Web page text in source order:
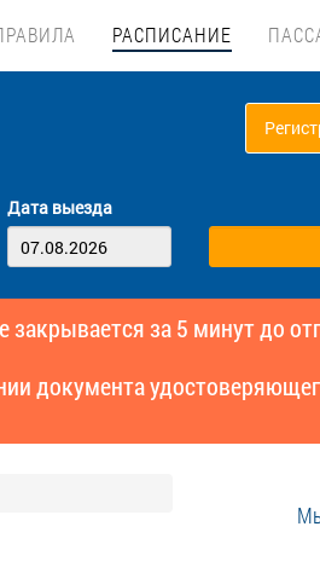
РАСПИСАНИЕ
Дата выезда
за 5 минут до
документа